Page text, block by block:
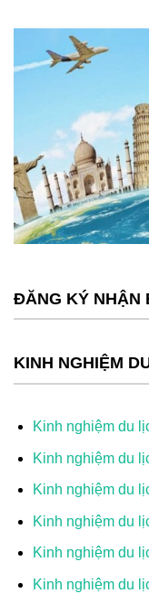
ĐĂNG KÝ NHẬN
KINH NGHIỆM
Kinh nghiệm du
Kinh nghiệm du
Kinh nghiệm du
Kinh nghiệm du
Kinh nghiệm du
Kinh nghiệm du